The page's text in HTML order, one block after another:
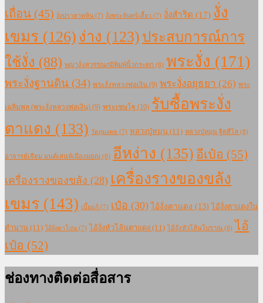
เถื่อน (45) งั่งปราสาทหิน (7) งั่งพระจันทร์เสี้ยว (7) งั่งสำริด (17) งั่ง
เขมร (126) ง่าง (123) ประสบการณ์การ
ใช้งั่ง (88) พญางั่งสุวรรณภูมิพิมพ์นิ้วกระดก (8) พระงั่ง (171)
พระงั่งฐานดิน (34) พระงั่งหลวงพ่อเงิน (9) พระงั่งอยุธยา (26) พระ
เฉลิมพล (พระงั่งหลวงพ่อเงิน) (9) พระเชษโฐ (10) รับซื้อพระงั่ง
ตาแดง (133) วัตถุมงคล (7) หลวงปู่หมุน (11) หลวงปู่หมุน ฐิตสีโล (8)
อาจารย์เจียม มนต์เสน่ห์เมืองมอญ (8) อีหง่าง (135) อีเป๋อ (55)
เครื่องรางของขลัง (28) เครื่องรางของขลัง
เขมร (143) เบี้ยแก้ (7) เป๋อ (30) ไอ้งั่งตาแดง (13) ไอ้งั่งตาแดงใน
ตำนาน (11) ไอ้งั่งตาโปน (7) ไอ้งั่งหัวโล้นตาแดง (11) ไอ้งั่งหัวโล้นโบราณ (8) ไอ้
เป๋อ (52)
ช่องทางติดต่อสื่อสาร